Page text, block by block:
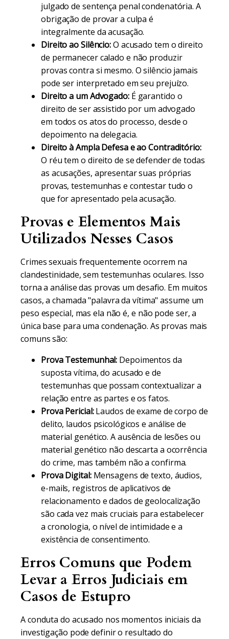
julgado de sentença penal condenatória. A
obrigação de provar a culpa é
integralmente da acusação.
Direito ao Silêncio:O acusado tem o direito
de permanecer calado e não produzir
provas contra si mesmo. O silêncio jamais
pode ser interpretado em seu prejuízo.
Direito a um Advogado:É garantido o
direito de ser assistido por um advogado
em todos os atos do processo, desde o
depoimento na delegacia.
Direito à Ampla Defesa e ao Contraditório:
O réu tem o direito de se defender de todas
as acusações, apresentar suas próprias
provas, testemunhas e contestar tudo o
que for apresentado pela acusação.
Provas e Elementos Mais
Utilizados Nesses Casos
Crimes sexuais frequentemente ocorrem na
clandestinidade, sem testemunhas oculares. Isso
torna a análise das provas um desafio. Em muitos
casos, a chamada "palavra da vítima" assume um
peso especial, mas ela não é, e não pode ser, a
única base para uma condenação. As provas mais
comuns são:
Prova Testemunhal: Depoimentos da
suposta vítima, do acusado e de
testemunhas que possam contextualizar a
relação entre as partes e os fatos.
Prova Pericial:Laudos de exame de corpo de
delito, laudos psicológicos e análise de
material genético. A ausência de lesões ou
material genético não descarta a ocorrência
do crime, mas também não a confirma.
Prova Digital:Mensagens de texto, áudios,
e-mails, registros de aplicativos de
relacionamento e dados de geolocalização
são cada vez mais cruciais para estabelecer
a cronologia, o nível de intimidade e a
existência de consentimento.
Erros Comuns que Podem
Levar a Erros Judiciais em
Casos de Estupro
A conduta do acusado nos momentos iniciais da
investigação pode definir o resultado do